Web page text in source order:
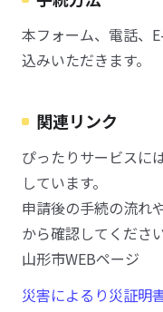
本フォーム、電話、
込みいただきます。
関連リンク
ぴったりサービスに
しています。
申請後の手続の流れ
から確認してください
山形市WEBページ
災害によるり災証明